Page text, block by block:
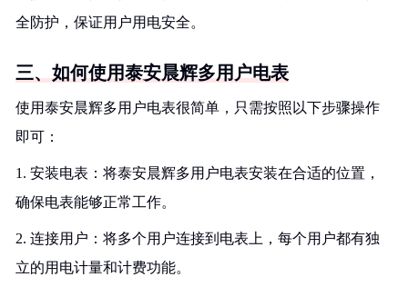
全防护，保证用户用电安全。
三、如何使用泰安晨辉多用户电表
使用泰安晨辉多用户电表很简单，只需按照以下步骤操作
即可：
1. 安装电表：将泰安晨辉多用户电表安装在合适的位置，
确保电表能够正常工作。
2. 连接用户：将多个用户连接到电表上，每个用户都有独
立的用电计量和计费功能。